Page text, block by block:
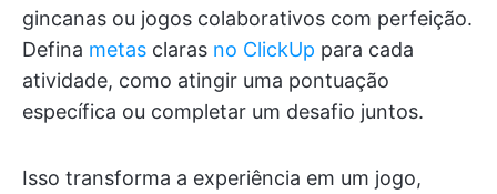
gincanas ou jogos colaborativos com perfeição.
Defina metas claras no ClickUp para cada
atividade, como atingir uma pontuação
específica ou completar um desafio juntos.
Isso transforma a experiência em um jogo,